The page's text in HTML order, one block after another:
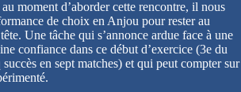
moment d’aborder cette rencontre, il nous
de choix en Anjou pour rester au
Une tâche qui s’annonce ardue face à une
confiance dans ce début d’exercice (3e du
en sept matches) et qui peut compter sur